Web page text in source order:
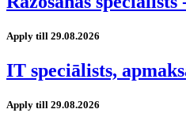
Apply till 29.08.2026
IT speciālists,
Apply till 29.08.2026